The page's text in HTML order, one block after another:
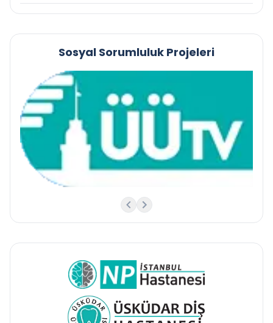
Sosyal Sorumluluk Projeleri